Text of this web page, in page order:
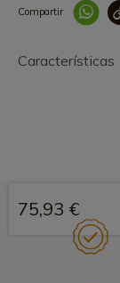
Compartir
Características
75,93 €